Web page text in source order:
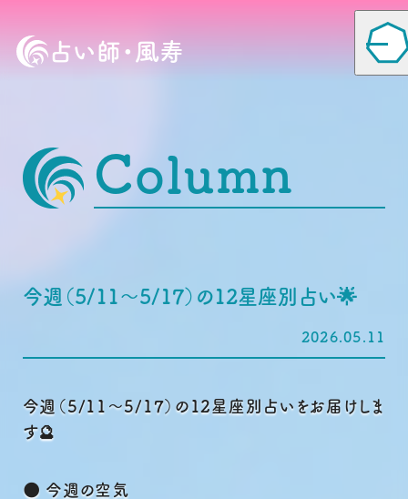
占い師・風寿
Column
Menu
Column
今週（5/11〜5/17）の12星座別占い🌟
2026.05.11
今週（5/11〜5/17）の12星座別占いをお届けしま
す🔮
🌑 今週の空気